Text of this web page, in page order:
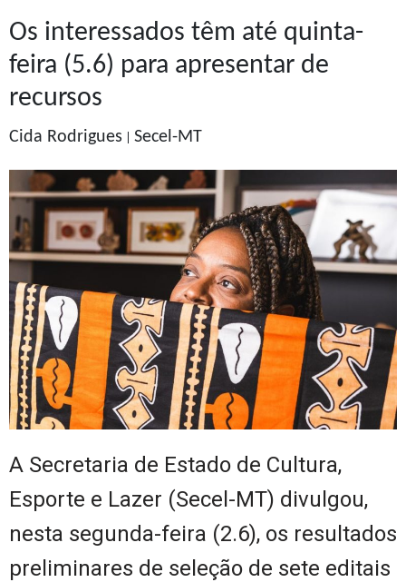
Os interessados têm até quinta-
feira (5.6) para apresentar de
recursos
Cida Rodrigues Secel-MT
A Secretaria de Estado de Cultura,
Esporte e Lazer (Secel-MT) divulgou,
nesta segunda-feira (2.6), os resultados
preliminares de seleção de sete editais